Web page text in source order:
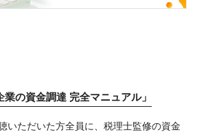
の資金調達 完全マニュアル」
いただいた方全員に、税理士監修の資金